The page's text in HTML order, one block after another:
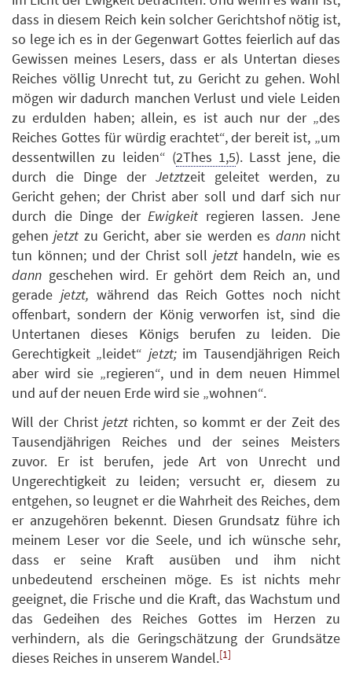
dass in diesem Reich kein solcher Gerichtshof nötig ist,
so lege ich es in der Gegenwart Gottes feierlich auf das
Gewissen meines Lesers, dass er als Untertan dieses
Reiches völlig Unrecht tut, zu Gericht zu gehen. Wohl
mögen wir dadurch manchen Verlust und viele Leiden
zu erdulden haben; allein, es ist auch nur der „des
Reiches Gottes für würdig erachtet“, der bereit ist, „um
dessentwillen zu leiden“ (2Thes 1,5). Lasst jene, die
durch die Dinge der Jetztzeit geleitet werden, zu
Gericht gehen; der Christ aber soll und darf sich nur
durch die Dinge derEwigkeit regieren lassen. Jene
gehenjetzt zu Gericht, aber sie werden es dannnicht
tun können; und der Christ soll jetzthandeln, wie es
dann geschehen wird. Er gehört dem Reich an, und
gerade jetzt, während das Reich Gottes noch nicht
offenbart, sondern der König verworfen ist, sind die
Untertanen dieses Königs berufen zu leiden. Die
Gerechtigkeit „leidet“ jetzt;im Tausendjährigen Reich
aber wird sie „regieren“, und in dem neuen Himmel
und auf der neuen Erde wird sie „wohnen“.
Will der Christ jetztrichten, so kommt er der Zeit des
Tausendjährigen Reiches und der seines Meisters
zuvor. Er ist berufen, jede Art von Unrecht und
Ungerechtigkeit zu leiden; versucht er, diesem zu
entgehen, so leugnet er die Wahrheit des Reiches, dem
er anzugehören bekennt. Diesen Grundsatz führe ich
meinem Leser vor die Seele, und ich wünsche sehr,
dass er seine Kraft ausüben und ihm nicht
unbedeutend erscheinen möge. Es ist nichts mehr
geeignet, die Frische und die Kraft, das Wachstum und
das Gedeihen des Reiches Gottes im Herzen zu
verhindern, als die Geringschätzung der Grundsätze
dieses Reiches in unserem Wandel.[1]